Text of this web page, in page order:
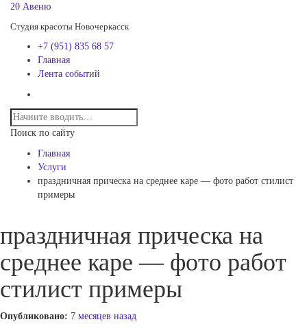
20 Авеню
Студия красоты Новочеркасск
+7 (951) 835 68 57
Главная
Лента событий
Поиск по сайту
Главная
Услуги
праздничная прическа на среднее каре — фото работ стилист
примеры
праздничная прическа на
среднее каре — фото работ
стилист примеры
Опубликовано: 7 месяцев назад